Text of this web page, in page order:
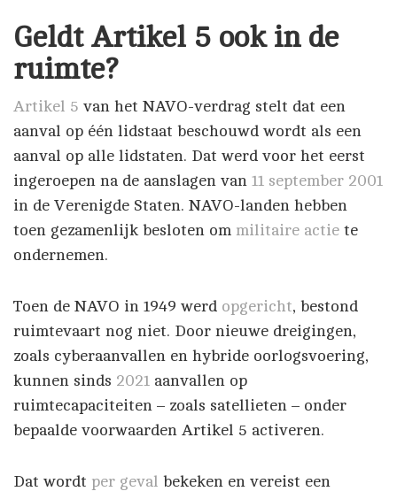
Geldt Artikel 5 ook in de
ruimte?
Artikel 5 van het NAVO-verdrag stelt dat een
aanval op één lidstaat beschouwd wordt als een
aanval op alle lidstaten. Dat werd voor het eerst
ingeroepen na de aanslagen van 11 september 2001
in de Verenigde Staten. NAVO-landen hebben
toen gezamenlijk besloten om militaire actie te
ondernemen.
Toen de NAVO in 1949 werd opgericht, bestond
ruimtevaart nog niet. Door nieuwe dreigingen,
zoals cyberaanvallen en hybride oorlogsvoering,
kunnen sinds 2021 aanvallen op
ruimtecapaciteiten – zoals satellieten – onder
bepaalde voorwaarden Artikel 5 activeren.
Dat wordt per geval bekeken en vereist een